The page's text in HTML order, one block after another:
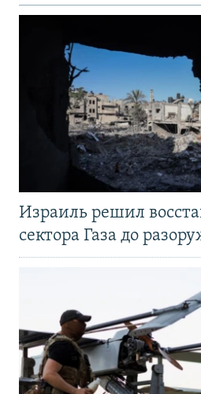
Израиль решил
сектора Газа до